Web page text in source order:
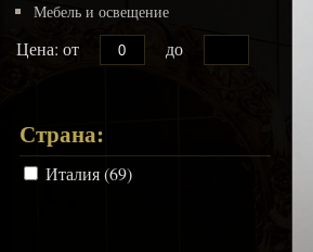
Мебель и освещение
Цена: от до
Страна:
Италия (69)